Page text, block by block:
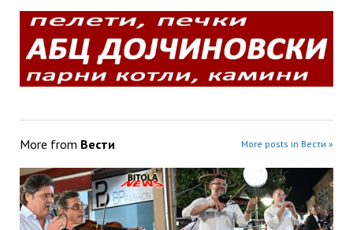
More from Вести More posts in Вести »